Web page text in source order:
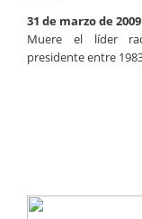
31 de marzo de 2009
Muere el líder
presidente entre